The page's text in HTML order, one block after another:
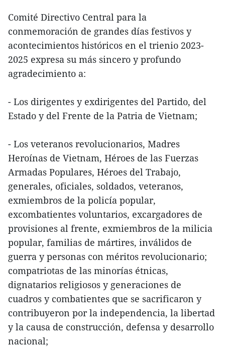
Comité Directivo Central para la
conmemoración de grandes días festivos y
acontecimientos históricos en el trienio 2023-
2025 expresa su más sincero y profundo
agradecimiento a:
- Los dirigentes y exdirigentes del Partido, del
Estado y del Frente de la Patria de Vietnam;
- Los veteranos revolucionarios, Madres
Heroínas de Vietnam, Héroes de las Fuerzas
Armadas Populares, Héroes del Trabajo,
generales, oficiales, soldados, veteranos,
exmiembros de la policía popular,
excombatientes voluntarios, excargadores de
provisiones al frente, exmiembros de la milicia
popular, familias de mártires, inválidos de
guerra y personas con méritos revolucionario;
compatriotas de las minorías étnicas,
dignatarios religiosos y generaciones de
cuadros y combatientes que se sacrificaron y
contribuyeron por la independencia, la libertad
y la causa de construcción, defensa y desarrollo
nacional;